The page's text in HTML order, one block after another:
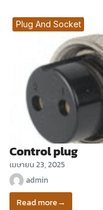
Plug And Socket
Control plug
เมษายน 23, 2025
admin
Read more→